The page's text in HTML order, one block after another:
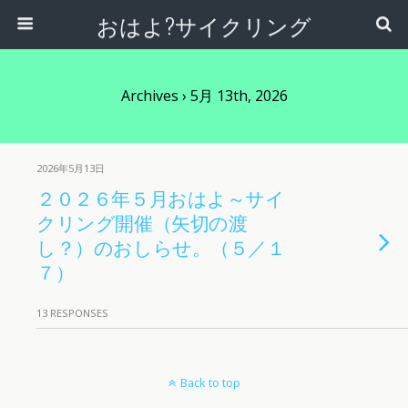
おはよ?サイクリング
Archives › 5月 13th, 2026
2026年5月13日
２０２６年５月おはよ～サイ
クリング開催（矢切の渡
し？）のおしらせ。（５／１
７）
13 RESPONSES
Back to top